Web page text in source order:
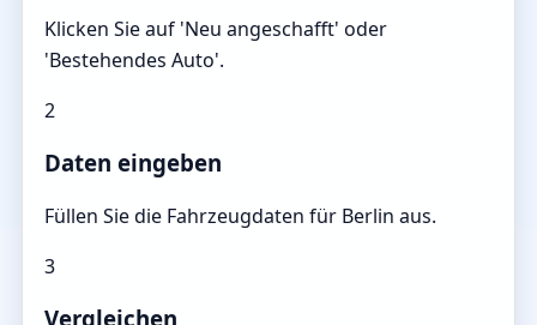
Klicken Sie auf 'Neu angeschafft' oder
'Bestehendes Auto'.
2
Daten eingeben
Füllen Sie die Fahrzeugdaten für Berlin aus.
3
Vergleichen